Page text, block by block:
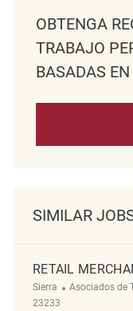
OBTENGA
TRABAJO
BASADAS
SIMILAR
RETAIL
Sierra Categoría
Asociados de
23233